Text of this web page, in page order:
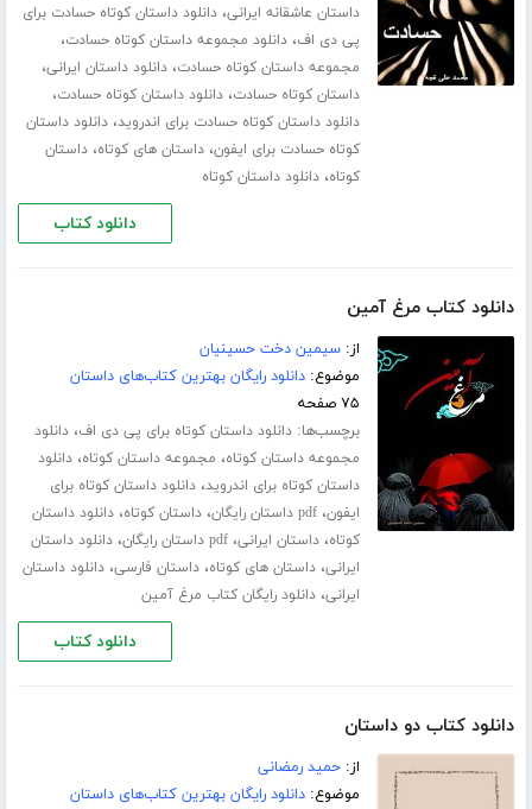
داستان عاشقانه ایرانی،دانلود داستان کوتاه حسادت برای
پی دی اف،دانلود مجموعه داستان کوتاه حسادت،
مجموعه داستان کوتاه حسادت،دانلود داستان ایرانی،
داستان کوتاه حسادت،دانلود داستان کوتاه حسادت،
دانلود داستان کوتاه حسادت برای اندروید،دانلود داستان
کوتاه حسادت برای ایفون،داستان های کوتاه،داستان
کوتاه،دانلود داستان کوتاه
دانلود کتاب
دانلود کتاب مرغ آمین
از:سیمین دخت حسینیان
موضوع:دانلود رایگان بهترین کتاب‌های داستان
۷۵ صفحه
برچسب‌ها:دانلود داستان کوتاه برای پی دی اف،دانلود
مجموعه داستان کوتاه، مجموعه داستان کوتاه،دانلود
داستان کوتاه برای اندروید،دانلود داستان کوتاه برای
ایفون،pdf داستان رایگان ،داستان کوتاه،دانلود داستان
کوتاه،داستان ایرانی،pdf داستان رایگان ،دانلود داستان
ایرانی،داستان های کوتاه،داستان فارسی،دانلود داستان
ایرانی،دانلود رایگان کتاب مرغ آمین
دانلود کتاب
دانلود کتاب دو داستان
از:حمید رمضانی
موضوع:دانلود رایگان بهترین کتاب‌های داستان